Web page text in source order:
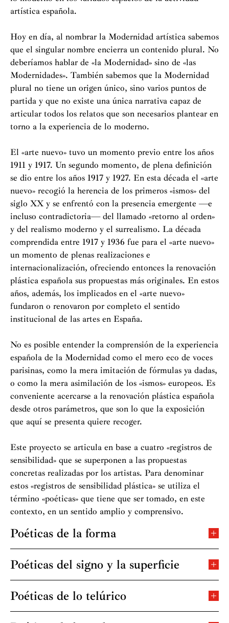
artística española.
Hoy en día, al nombrar la Modernidad artística sabemos
que el singular nombre encierra un contenido plural. No
deberíamos hablar de «la Modernidad» sino de «las
Modernidades». También sabemos que la Modernidad
plural no tiene un origen único, sino varios puntos de
partida y que no existe una única narrativa capaz de
articular todos los relatos que son necesarios plantear en
torno a la experiencia de lo moderno.
El «arte nuevo» tuvo un momento previo entre los años
1911 y 1917. Un segundo momento, de plena definición
se dio entre los años 1917 y 1927. En esta década el «arte
nuevo» recogió la herencia de los primeros «ismos» del
siglo XX y se enfrentó con la presencia emergente —e
incluso contradictoria— del llamado «retorno al orden»
y del realismo moderno y el surrealismo. La década
comprendida entre 1917 y 1936 fue para el «arte nuevo»
un momento de plenas realizaciones e
internacionalización, ofreciendo entonces la renovación
plástica española sus propuestas más originales. En estos
años, además, los implicados en el «arte nuevo»
fundaron o renovaron por completo el sentido
institucional de las artes en España.
No es posible entender la comprensión de la experiencia
española de la Modernidad como el mero eco de voces
parisinas, como la mera imitación de fórmulas ya dadas,
o como la mera asimilación de los «ismos» europeos. Es
conveniente acercarse a la renovación plástica española
desde otros parámetros, que son lo que la exposición
que aquí se presenta quiere recoger.
Este proyecto se articula en base a cuatro «registros de
sensibilidad» que se superponen a las propuestas
concretas realizadas por los artistas. Para denominar
estos «registros de sensibilidad plástica» se utiliza el
término «poéticas» que tiene que ser tomado, en este
contexto, en un sentido amplio y comprensivo.
Poéticas de la forma
los rasgos específicos del lenguaje plástico sobre la
atracción de los motivos. La «forma» se convierte en
el interés por lo objetivo frente a lo subjetivo y el
interés por lo concreto frente a lo lírico.
Poéticas del signo y la superficie
especialmente a partir de 1927, la sensibilidad global del
espacio de lo Moderno sufrió una transformación y
Poéticas de lo telúrico